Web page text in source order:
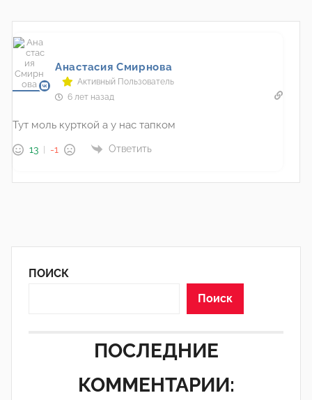
Анастасия Смирнова
Активный Пользователь
6 лет назад
Тут моль курткой а у нас тапком
13 -1 Ответить
ПОИСК
Поиск
ПОСЛЕДНИЕ
КОММЕНТАРИИ: